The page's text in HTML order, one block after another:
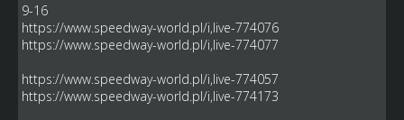
9-16
https://www.speedway-world.pl/i,live-774076
https://www.speedway-world.pl/i,live-774077
https://www.speedway-world.pl/i,live-774057
https://www.speedway-world.pl/i,live-774173